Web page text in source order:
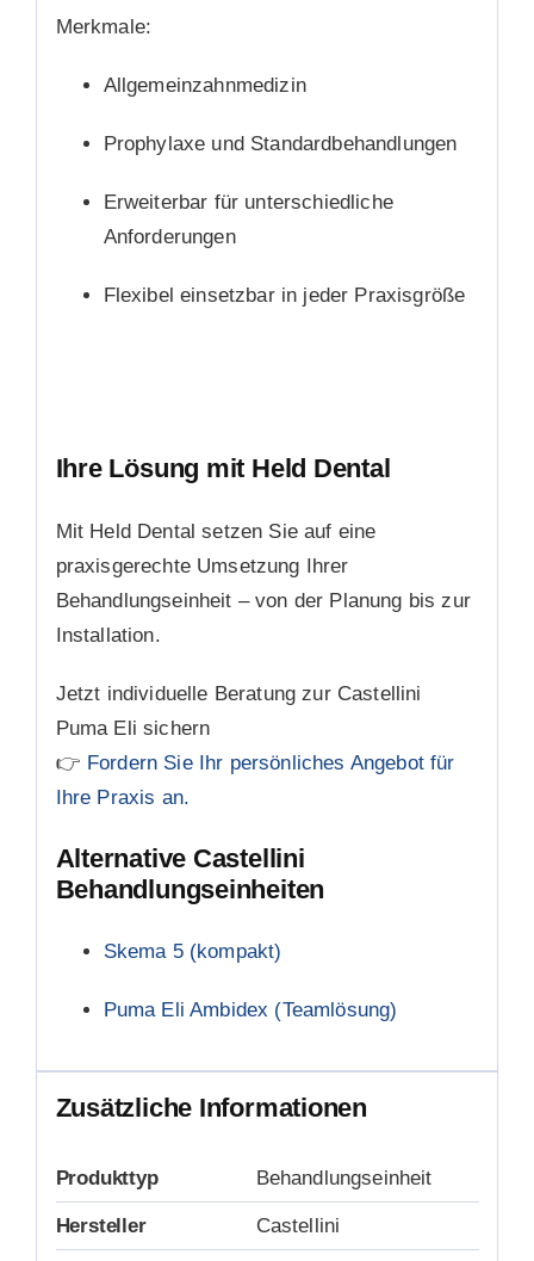
Merkmale:
Allgemeinzahnmedizin
Prophylaxe und Standardbehandlungen
Erweiterbar für unterschiedliche
Anforderungen
Flexibel einsetzbar in jeder Praxisgröße
Ihre Lösung mit Held Dental
Mit Held Dental setzen Sie auf eine
praxisgerechte Umsetzung Ihrer
Behandlungseinheit – von der Planung bis zur
Installation.
Jetzt individuelle Beratung zur Castellini
Puma Eli sichern
👉 Fordern Sie Ihr persönliches Angebot für
Ihre Praxis an.
Alternative Castellini
Behandlungseinheiten
Skema 5 (kompakt)
Puma Eli Ambidex (Teamlösung)
Zusätzliche Informationen
Produkttyp Behandlungseinheit
Hersteller Castellini